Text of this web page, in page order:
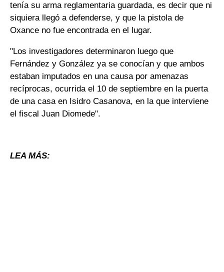
tenía su arma reglamentaria guardada, es decir que ni
siquiera llegó a defenderse, y que la pistola de
Oxance no fue encontrada en el lugar.
"Los investigadores determinaron luego que
Fernández y González ya se conocían y que ambos
estaban imputados en una causa por amenazas
recíprocas, ocurrida el 10 de septiembre en la puerta
de una casa en Isidro Casanova, en la que interviene
el fiscal Juan Diomede".
LEA MÁS: